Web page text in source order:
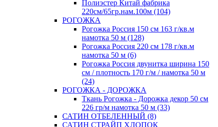
Полиэстер Китай фабрика
220см/65гр.нам.100м (104)
РОГОЖКА
Рогожка Россия 150 см 163 г/кв.м
намотка 50 м (128)
Рогожка Россия 220 см 178 г/кв.м
намотка 50 м (6)
Рогожка Россия двунитка ширина 150
см / плотность 170 г/м / намотка 50 м
(24)
РОГОЖКА - ДОРОЖКА
Ткань Рогожка - Дорожка декор 50 см
226 гр/м намотка 50 м (33)
САТИН ОТБЕЛЕННЫЙ (8)
САТИН СТРАЙП ХЛОПОК